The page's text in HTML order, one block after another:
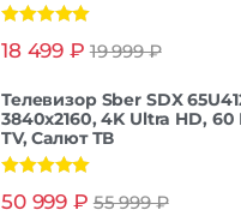
из 5
18 499 ₽ 19 999₽
Телевизор Sber SDX
3840x2160, 4K Ultra HD,
TV, Салют ТВ
из 5
50 999 ₽ 55 999₽